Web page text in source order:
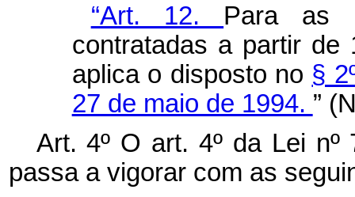
“Art. 12. Para as
contratadas a partir de
aplica o disposto no §
27 de maio de 1994. ”
Art. 4º O art. 4º da Lei
passa a vigorar com as